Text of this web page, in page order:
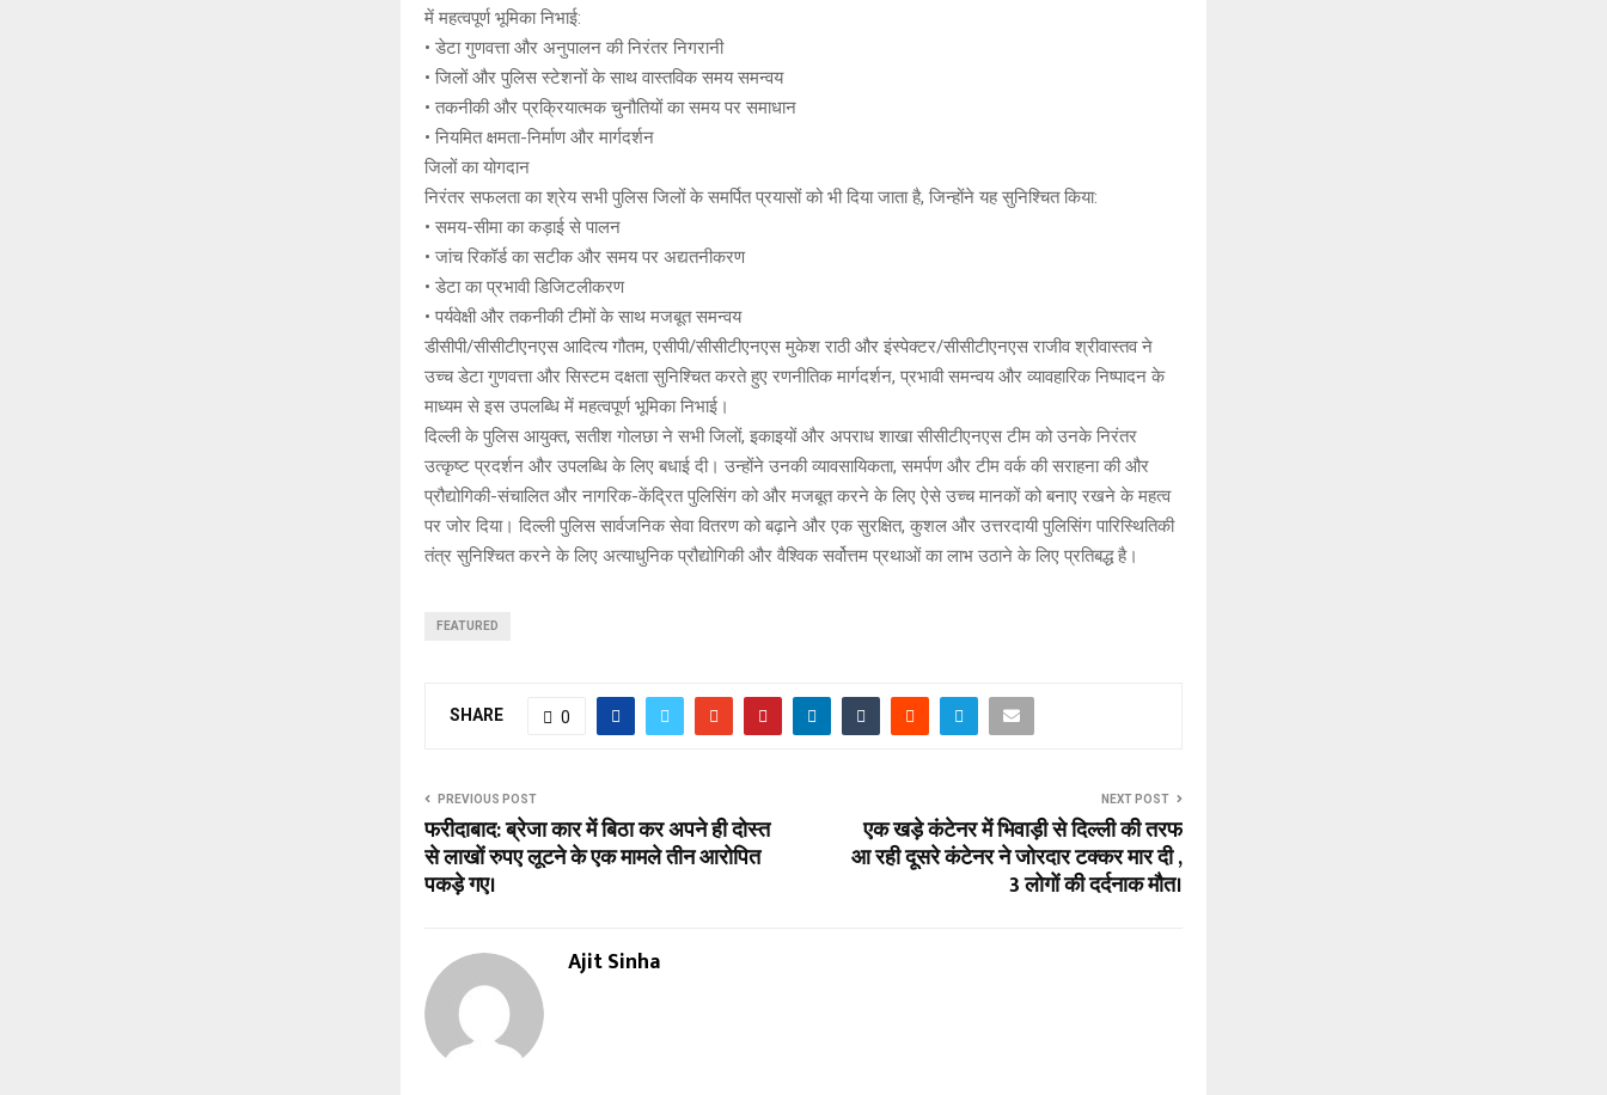
में महत्वपूर्ण भूमिका निभाई:
• डेटा गुणवत्ता और अनुपालन की निरंतर निगरानी
• जिलों और पुलिस स्टेशनों के साथ वास्तविक समय समन्वय
• तकनीकी और प्रक्रियात्मक चुनौतियों का समय पर समाधान
• नियमित क्षमता-निर्माण और मार्गदर्शन
जिलों का योगदान
निरंतर सफलता का श्रेय सभी पुलिस जिलों के समर्पित प्रयासों को भी दिया जाता है, जिन्होंने यह सुनिश्चित किया:
• समय-सीमा का कड़ाई से पालन
• जांच रिकॉर्ड का सटीक और समय पर अद्यतनीकरण
• डेटा का प्रभावी डिजिटलीकरण
• पर्यवेक्षी और तकनीकी टीमों के साथ मजबूत समन्वय
डीसीपी/सीसीटीएनएस आदित्य गौतम, एसीपी/सीसीटीएनएस मुकेश राठी और इंस्पेक्टर/सीसीटीएनएस राजीव श्रीवास्तव ने
उच्च डेटा गुणवत्ता और सिस्टम दक्षता सुनिश्चित करते हुए रणनीतिक मार्गदर्शन, प्रभावी समन्वय और व्यावहारिक निष्पादन के
माध्यम से इस उपलब्धि में महत्वपूर्ण भूमिका निभाई।
दिल्ली के पुलिस आयुक्त, सतीश गोलछा ने सभी जिलों, इकाइयों और अपराध शाखा सीसीटीएनएस टीम को उनके निरंतर
उत्कृष्ट प्रदर्शन और उपलब्धि के लिए बधाई दी। उन्होंने उनकी व्यावसायिकता, समर्पण और टीम वर्क की सराहना की और
प्रौद्योगिकी-संचालित और नागरिक-केंद्रित पुलिसिंग को और मजबूत करने के लिए ऐसे उच्च मानकों को बनाए रखने के महत्व
पर जोर दिया। दिल्ली पुलिस सार्वजनिक सेवा वितरण को बढ़ाने और एक सुरक्षित, कुशल और उत्तरदायी पुलिसिंग पारिस्थितिकी
तंत्र सुनिश्चित करने के लिए अत्याधुनिक प्रौद्योगिकी और वैश्विक सर्वोत्तम प्रथाओं का लाभ उठाने के लिए प्रतिबद्ध है।
FEATURED
SHARE 0
PREVIOUS POST
फरीदाबाद: ब्रेजा कार में बिठा कर अपने ही दोस्त
से लाखों रुपए लूटने के एक मामले तीन आरोपित
पकड़े गए।
NEXT POST
एक खड़े कंटेनर में भिवाड़ी से दिल्ली की तरफ
आ रही दूसरे कंटेनर ने जोरदार टक्कर मार दी ,
3 लोगों की दर्दनाक मौत।
Ajit Sinha